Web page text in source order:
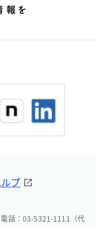
プ
話：03-5321-1111（代